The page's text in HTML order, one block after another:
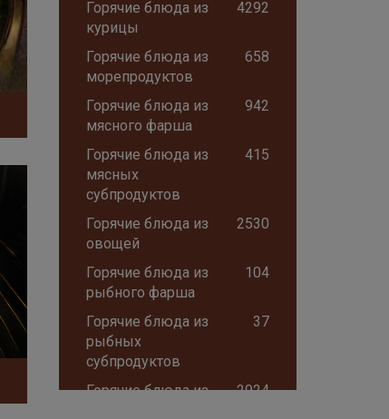
Горячие блюда из
курицы
4292
Горячие блюда из
морепродуктов
658
Горячие блюда из
мясного фарша
942
Горячие блюда из
мясных
субпродуктов
415
Горячие блюда из
овощей
2530
Горячие блюда из
рыбного фарша
104
Горячие блюда из
рыбных
субпродуктов
37
Горячие блюда из
2924